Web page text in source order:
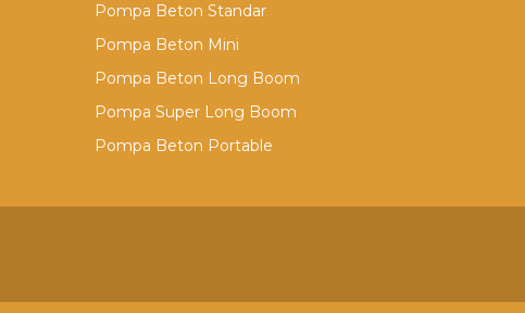
Pompa Beton Standar
Pompa Beton Mini
Pompa Beton Long Boom
Pompa Super Long Boom
Pompa Beton Portable